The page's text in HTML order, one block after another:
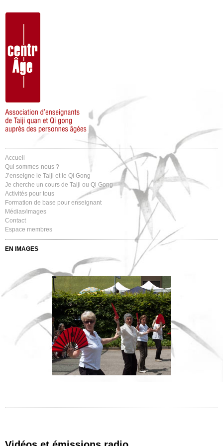
Accueil
Qui sommes-nous ?
J’enseigne le Taiji et le Qi Gong
Je cherche un cours de Taiji ou Qi Gong
Activités pour tous
Formation de base pour enseignant
Médias/images
Contact
Espace membres
EN IMAGES